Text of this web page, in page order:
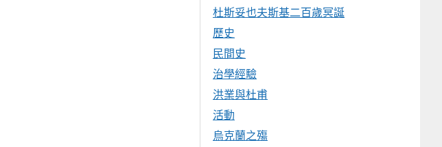
杜斯妥也夫斯基二百歲冥誕
歷史
民間史
治學經驗
洪業與杜甫
活動
烏克蘭之殤